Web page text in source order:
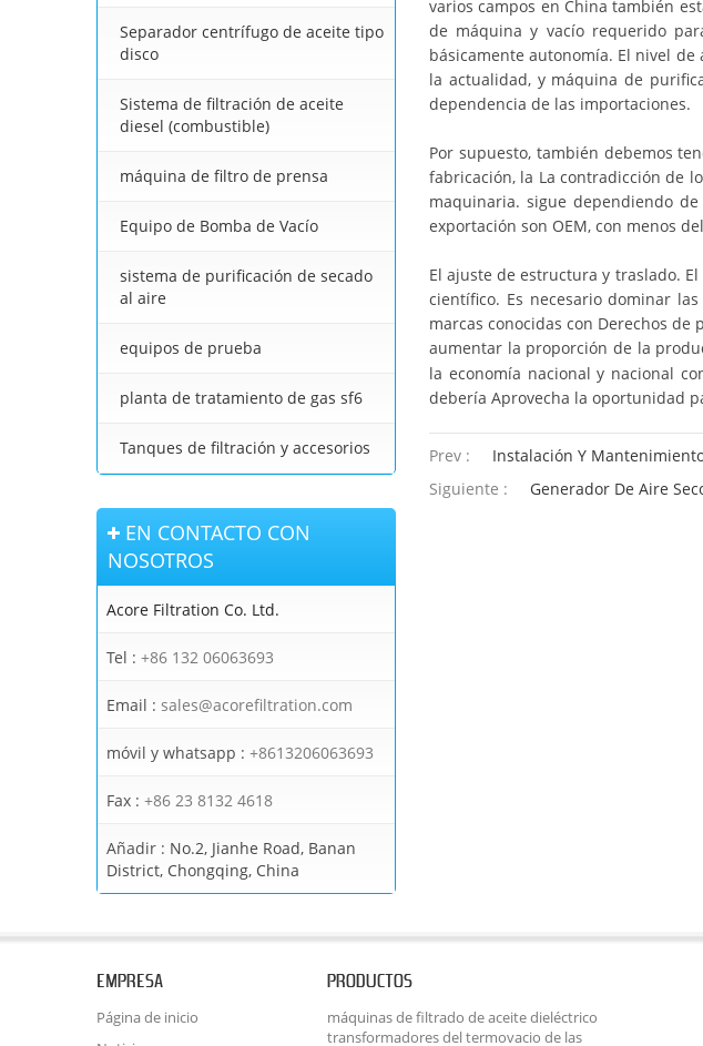
Separador centrífugo de aceite tipo
disco
Sistema de filtración de aceite
diesel (combustible)
máquina de filtro de prensa
Equipo de Bomba de Vacío
sistema de purificación de secado
al aire
equipos de prueba
planta de tratamiento de gas sf6
Tanques de filtración y accesorios
EN CONTACTO CON
NOSOTROS
Acore Filtration Co. Ltd.
Tel : +86 132 06063693
Email : sales@acorefiltration.com
móvil y whatsapp : +8613206063693
Fax : +86 23 8132 4618
Añadir : No.2, Jianhe Road, Banan
District, Chongqing, China
varios campos en China también
de máquina y vacío requerido
básicamente autonomía. El nivel
la actualidad, y máquina de
dependencia de las importaciones.
Por supuesto, también debemos
fabricación, la La contradicción de
maquinaria. sigue dependiendo
exportación son OEM, con menos
El ajuste de estructura y traslado.
científico. Es necesario dominar
marcas conocidas con Derechos
aumentar la proporción de la
la economía nacional y nacional
debería Aprovecha la oportunidad
Prev :
Instalación Y
Siguiente :
Generador De Aire
EMPRESA
Página de inicio
PRODUCTOS
máquinas de filtrado de aceite dieléctrico
transformadores del termovacio de las